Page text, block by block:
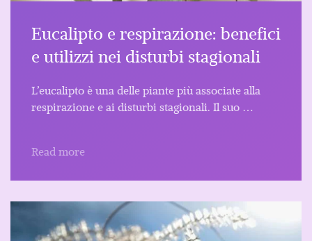
Eucalipto e respirazione: benefici
e utilizzi nei disturbi stagionali
L’eucalipto è una delle piante più associate alla
respirazione e ai disturbi stagionali. Il suo …
Read more